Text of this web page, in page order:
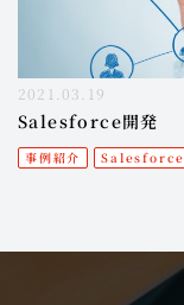
2021.03.19
Salesforce開発
事例紹介 Salesforce